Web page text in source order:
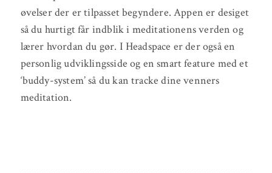
øvelser der er tilpasset begyndere. Appen er desiget
så du hurtigt får indblik i meditationens verden og
lærer hvordan du gør. I Headspace er der også en
personlig udviklingsside og en smart feature med et
‘buddy-system’ så du kan tracke dine venners
meditation.